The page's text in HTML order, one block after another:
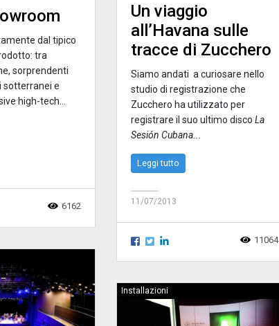
Un viaggio
all’Havana sulle
tracce di Zucchero
Siamo andati a curiosare nello
studio di registrazione che
Zucchero ha utilizzato per
registrare il suo ultimo disco La
Sesión Cubana...
Leggi tutto
11/07/2013
11064
dal tipico
tra
sorprendenti
sotterranei e
high-tech...
6162
Installazioni